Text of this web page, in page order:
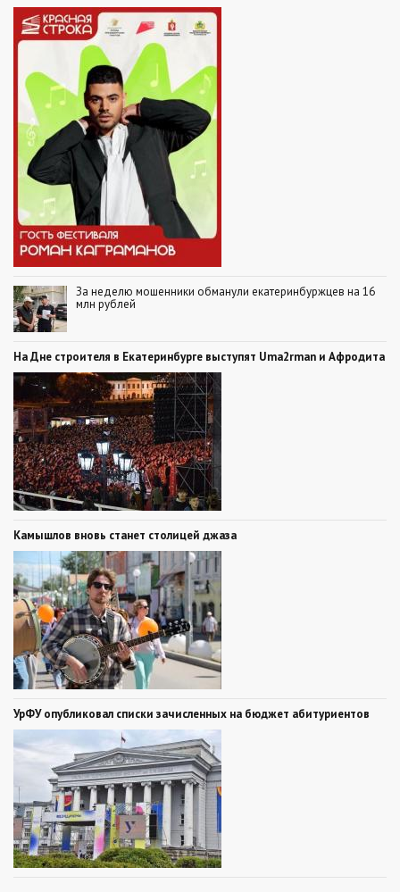
За неделю мошенники обманули екатеринбуржцев на 16
млн рублей
На Дне строителя в Екатеринбурге выступят Uma2rman и Афродита
Камышлов вновь станет столицей джаза
УрФУ опубликовал списки зачисленных на бюджет абитуриентов